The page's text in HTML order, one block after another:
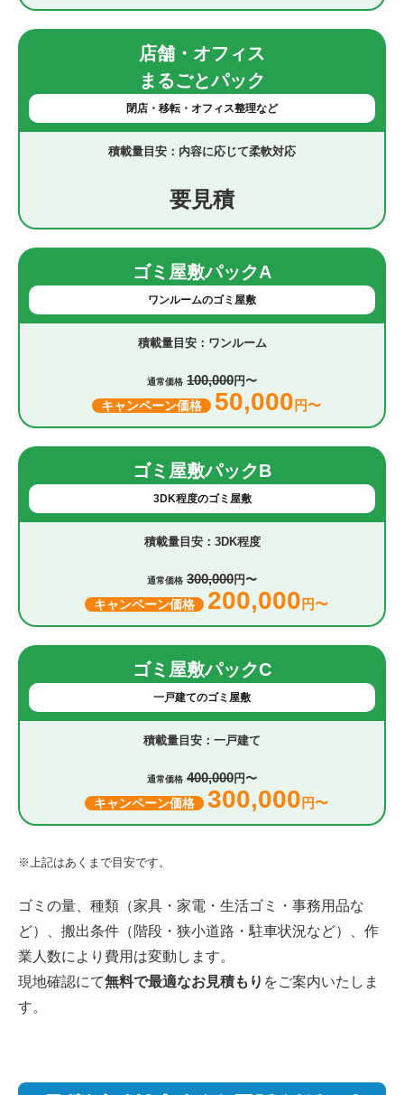
店舗・オフィス
まるごとパック
閉店・移転・オフィス整理など
内容に応じて柔軟対応
要見積
ゴミ屋敷パックA
ワンルームのゴミ屋敷
ワンルーム
通常価格 100,000円〜
キャンペーン価格 50,000 円〜
ゴミ屋敷パックB
3DK程度のゴミ屋敷
3DK程度
通常価格 300,000円〜
キャンペーン価格 200,000 円〜
ゴミ屋敷パックC
一戸建てのゴミ屋敷
一戸建て
通常価格 400,000円〜
キャンペーン価格 300,000 円〜
※上記はあくまで目安です。
ゴミの量、種類（家具・家電・生活ゴミ・事務用品な
ど）、搬出条件（階段・狭小道路・駐車状況など）、作
業人数により費用は変動します。
現地確認にて無料で最適なお見積もり をご案内いたしま
す。